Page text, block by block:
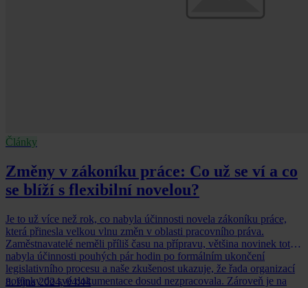
Články
Změny v zákoníku práce: Co už se ví a co
se blíží s flexibilní novelou?
Je to už více než rok, co nabyla účinnosti novela zákoníku práce,
která přinesla velkou vlnu změn v oblasti pracovního práva.
Zaměstnavatelé neměli příliš času na přípravu, většina novinek totiž
nabyla účinnosti pouhých pár hodin po formálním ukončení
legislativního procesu a naše zkušenost ukazuje, že řada organizací
novinky do své dokumentace dosud nezpracovala. Zároveň je na
8. října 2024, 04:44